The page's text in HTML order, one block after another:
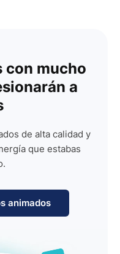
con mucho
a
de alta calidad y
que estabas
animados